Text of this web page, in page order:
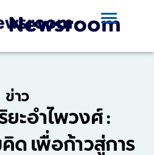
ข่าว
ะอำไพวงศ์ :
ด เพื่อก้าวสู่การ